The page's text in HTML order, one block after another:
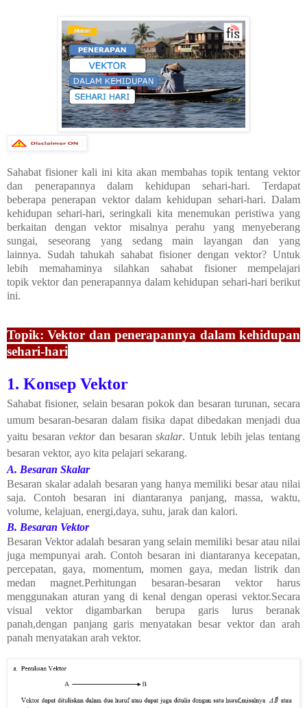
Sahabat fisioner kali ini kita akan membahas topik tentang vektor
dan penerapannya dalam kehidupan sehari-hari. Terdapat
beberapapenerapan vektor dalam kehidupan sehari-hari.Dalam
kehidupan sehari-hari, seringkali kita menemukan peristiwa yang
berkaitan dengan vektor misalnya perahu yang menyeberang
sungai, seseorang yang sedang main layangan dan yang
lainnya. Sudah tahukah sahabat fisioner dengan vektor? Untuk
lebih memahaminya silahkan sahabat fisioner mempelajari
topikvektor dan penerapannya dalam kehidupan sehari-hari berikut
ini.
Topik: Vektor dan penerapannya dalam kehidupan
sehari-hari
1. Konsep Vektor
Sahabat fisioner, selain besaran pokok dan besaran turunan, secara
umum besaran-besaran dalam fisika dapat dibedakan menjadi dua
yaitu besaranvektordan besaranskalar. Untuk lebih jelas tentang
besaran vektor, ayo kita pelajari sekarang.
A. Besaran Skalar
Besaran skalar adalah besaran yang hanya memiliki besar atau nilai
saja. Contoh besaran ini diantaranya panjang, massa, waktu,
volume, kelajuan, energi,daya, suhu, jarak dan kalori.
B. Besaran Vektor
Besaran Vektor adalah besaran yang selain memiliki besar atau nilai
juga mempunyai arah. Contoh besaran ini diantaranya kecepatan,
percepatan, gaya, momentum, momen gaya, medan listrik dan
medan magnet.Perhitungan besaran-besaran vektor harus
menggunakan aturan yang di kenal dengan operasi vektor.Secara
visual vektor digambarkan berupa garis lurus beranak
panah,dengan panjang garis menyatakan besar vektor dan arah
panah menyatakan arah vektor.